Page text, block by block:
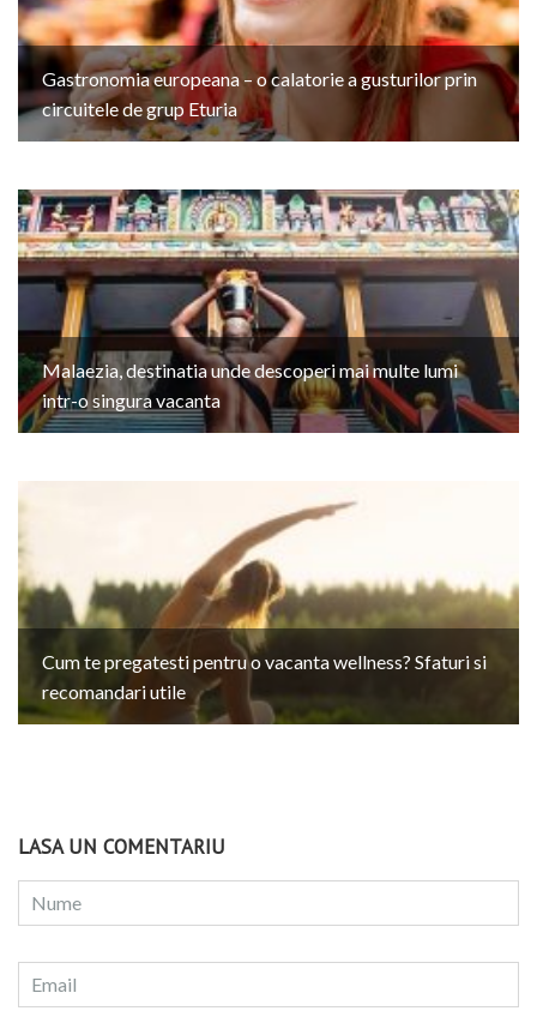
Gastronomia europeana – o calatorie a gusturilor prin
circuitele de grup Eturia
Malaezia, destinatia unde descoperi mai multe lumi
intr-o singura vacanta
Cum te pregatesti pentru o vacanta wellness? Sfaturi si
recomandari utile
LASA UN COMENTARIU